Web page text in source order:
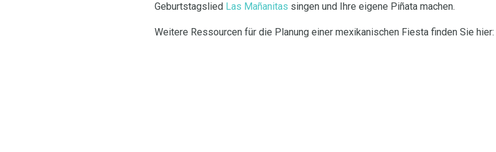
Geburtstagslied Las Mañanitas singen und Ihre eigene Piñata machen.
Weitere Ressourcen für die Planung einer mexikanischen Fiesta finden Sie hier: